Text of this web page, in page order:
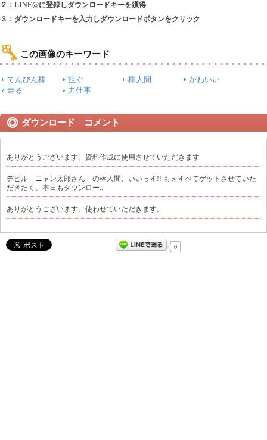
２：LINE@に登録しダウンロードキーを獲得
３：ダウンロードキーを入力しダウンロードボタンをクリック
この画像のキーワード
てんびん棒 担ぐ 棒人間
かわいい
走る
力仕事
ダウンロード コメント
ありがとうございます。資料作成に使用させていただきます
デビル ニャン太郎さん の棒人間、いいっす!! もぉすべてゲットさせていた
だきたく、本日もダウンロー...
ありがとうございます。使わせていただきます。
0